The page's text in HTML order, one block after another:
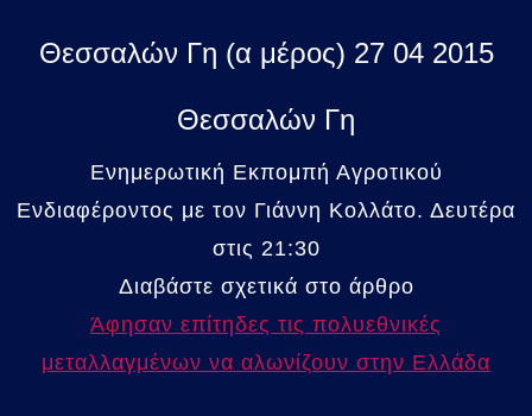
Θεσσαλών Γη (α μέρος) 27 04 2015
Θεσσαλών Γη
Ενημερωτική Εκπομπή Αγροτικού
Ενδιαφέροντος με τον Γιάννη Κολλάτο. Δευτέρα
στις 21:30
Διαβάστε σχετικά στο άρθρο
Άφησαν επίτηδες τις πολυεθνικές
μεταλλαγμένων να αλωνίζουν στην Ελλάδα